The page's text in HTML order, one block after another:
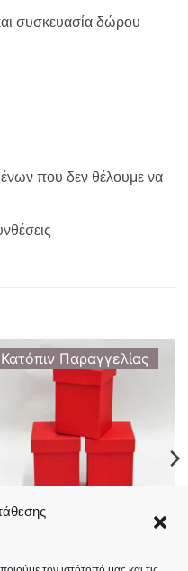
συσκευασία δώρου
που δεν θέλουμε να
Κατόπιν Παραγγελίας
Price